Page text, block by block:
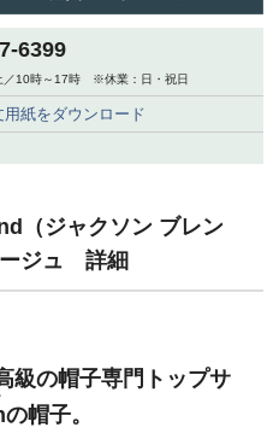
6399
／10時～17時 ※休業：日・祝日
用紙をダウンロード
（ジャクソン ブレン
ージュ 詳細
級の帽子専門トップサ
の帽子。